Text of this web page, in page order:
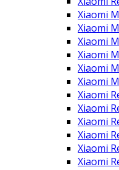
Xiaomi
Xiaomi
Xiaomi
Xiaomi
Xiaomi
Xiaomi
Xiaomi
Xiaomi
Xiaomi
Xiaomi
Xiaomi
Xiaomi